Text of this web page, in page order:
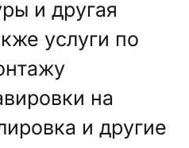
и другая
услуги по
на
и другие